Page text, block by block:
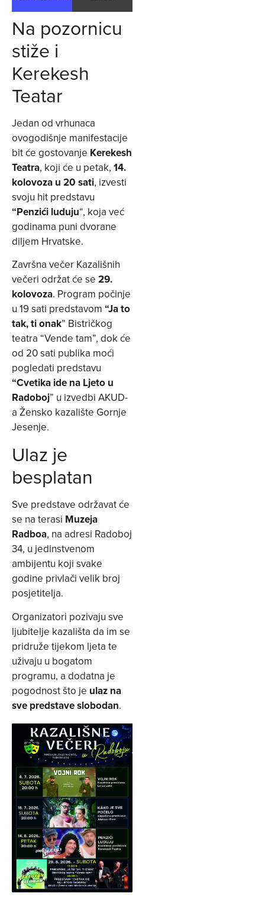
Na pozornicu
stiže i
Kerekesh
Teatar
Jedan od vrhunaca
ovogodišnje manifestacije
bit će gostovanje Kerekesh
Teatra, koji će u petak, 14.
kolovoza u 20 sati, izvesti
svoju hit predstavu
“Penzići luduju“, koja već
godinama puni dvorane
diljem Hrvatske.
Završna večer Kazališnih
večeri održat će se 29.
kolovoza. Program počinje
u 19 sati predstavom “Ja to
tak, ti onak” Bistričkog
teatra “Vende tam”, dok će
od 20 sati publika moći
pogledati predstavu
“Cvetika ide na Ljeto u
Radoboj” u izvedbi AKUD-
a Žensko kazalište Gornje
Jesenje.
Ulaz je
besplatan
Sve predstave održavat će
se na terasi Muzeja
Radboa, na adresi Radoboj
34, u jedinstvenom
ambijentu koji svake
godine privlači velik broj
posjetitelja.
Organizatori pozivaju sve
ljubitelje kazališta da im se
pridruže tijekom ljeta te
uživaju u bogatom
programu, a dodatna je
pogodnost što je ulaz na
sve predstave slobodan.